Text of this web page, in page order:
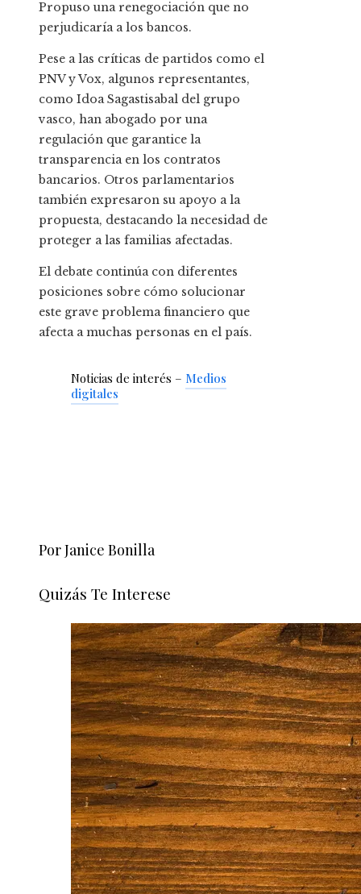
Propuso una renegociación que no
perjudicaría a los bancos.
Pese a las críticas de partidos como el
PNV y Vox, algunos representantes,
como Idoa Sagastisabal del grupo
vasco, han abogado por una
regulación que garantice la
transparencia en los contratos
bancarios. Otros parlamentarios
también expresaron su apoyo a la
propuesta, destacando la necesidad de
proteger a las familias afectadas.
El debate continúa con diferentes
posiciones sobre cómo solucionar
este grave problema financiero que
afecta a muchas personas en el país.
Noticias de interés – Medios
digitales
Por Janice Bonilla
Quizás Te Interese